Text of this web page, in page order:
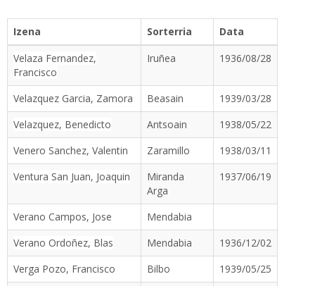
Izena Sorterria
Data
Velaza Fernandez,
Francisco
Iruñea 1936/08/28
Velazquez Garcia, Zamora Beasain
1939/03/28
Velazquez, Benedicto
Antsoain
1938/05/22
Venero Sanchez, Valentin
Zaramillo
1938/03/11
Ventura San Juan, Joaquin
Miranda
Arga
1937/06/19
Verano Campos, Jose
Mendabia
Verano Ordoñez, Blas
Mendabia
1936/12/02
Verga Pozo, Francisco
Bilbo
1939/05/25